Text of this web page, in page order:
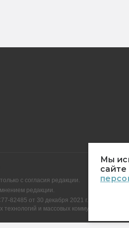
Мы
сайте
с согласия редакции.
редакции.
82485 от 30 декабря 2021 г.
и массовых коммуникаций